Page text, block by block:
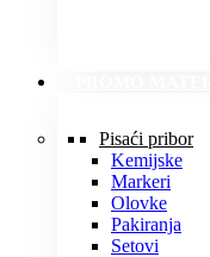
Pisaći pribor
Kemijske
Markeri
Olovke
Pakiranja
Setovi